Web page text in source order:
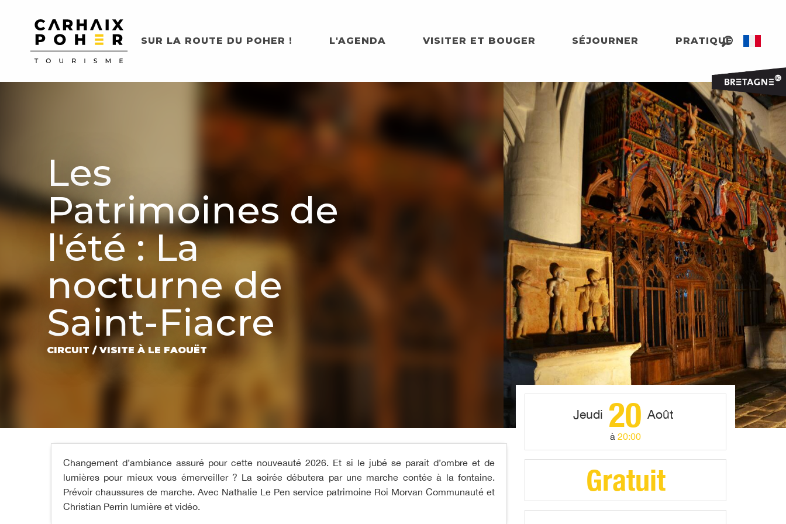
principal
SUR LA ROUTE DU POHER ! L'AGENDA VISITER ET BOUGER SÉJOURNER PRATIQUE
Les
Patrimoines de
l'été : La
nocturne de
Saint-Fiacre
CIRCUIT / VISITE À LE FAOUËT
Changement d’ambiance assuré pour cette nouveauté 2026. Et si le jubé se parait d’ombre et de
lumières pour mieux vous émerveiller ? La soirée débutera par une marche contée à la fontaine.
Prévoir chaussures de marche. Avec Nathalie Le Pen service patrimoine Roi Morvan Communauté et
Christian Perrin lumière et vidéo.
Jeudi 20 Août
à 20:00
Gratuit